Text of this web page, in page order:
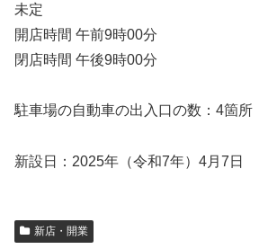
未定
開店時間 午前9時00分
閉店時間 午後9時00分
駐車場の自動車の出入口の数：4箇所
新設日：2025年（令和7年）4月7日
新店・開業